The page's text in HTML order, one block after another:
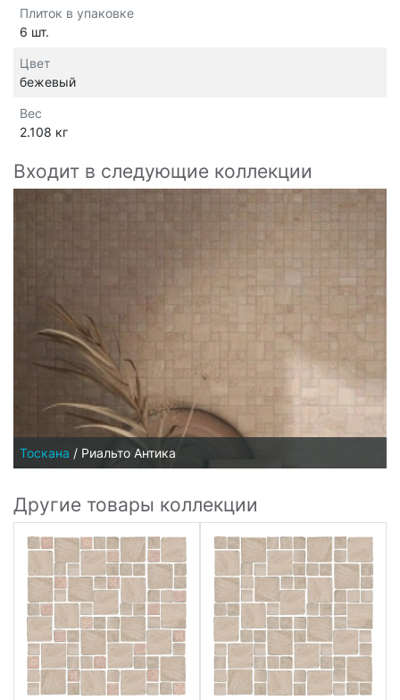
Плиток в упаковке
6 шт.
Цвет
бежевый
Вес
2.108 кг
Входит в следующие коллекции
Тоскана / Риальто Антика
Другие товары коллекции